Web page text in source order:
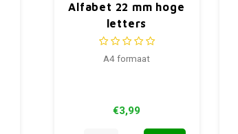
Alfabet 22 mm hoge
letters
A4 formaat
€3,99